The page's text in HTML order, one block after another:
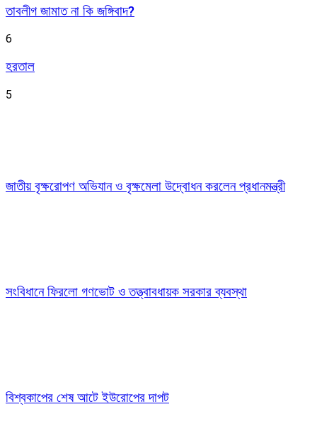
তাবলীগ জামাত না কি জঙ্গিবাদ?
6
হরতাল
5
জাতীয় বৃক্ষরোপণ অভিযান ও বৃক্ষমেলা উদ্বোধন করলেন প্রধানমন্ত্রী
সংবিধানে ফিরলো গণভোট ও তত্ত্বাবধায়ক সরকার ব্যবস্থা
বিশ্বকাপের শেষ আটে ইউরোপের দাপট